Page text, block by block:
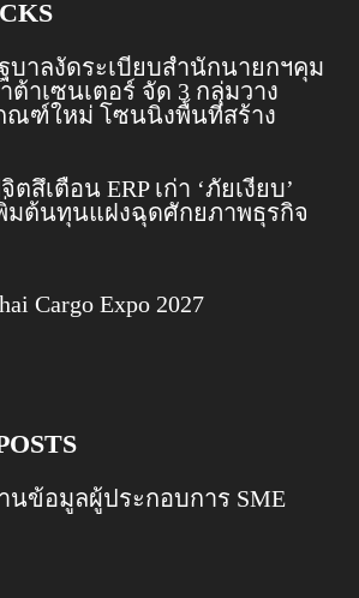
บาลงัดระเบียบสำนักนายกฯคุม
ต้าเซนเตอร์ จัด 3 กลุ่มวาง
ณฑ์ใหม่ โซนนิ่งพื้นที่สร้าง
ตสึเตือน ERP เก่า ‘ภัยเงียบ’
มต้นทุนแฝงฉุดศักยภาพธุรกิจ
Cargo Expo 2027
นข้อมูลผู้ประกอบการ SME